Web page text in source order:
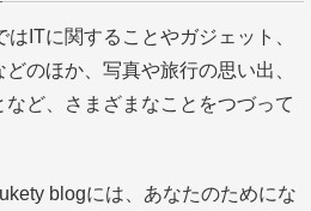
はITに関することやガジェット、
のほか、写真や旅行の思い出、
など、さまざまなことをつづって
blogには、あなたのためにな